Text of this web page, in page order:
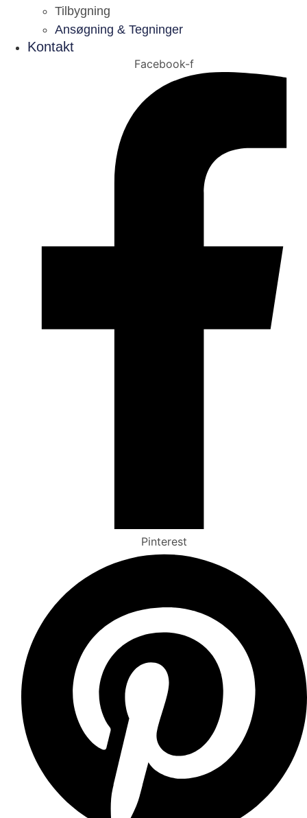
Tilbygning
Ansøgning & Tegninger
Kontakt
Facebook-f
Pinterest